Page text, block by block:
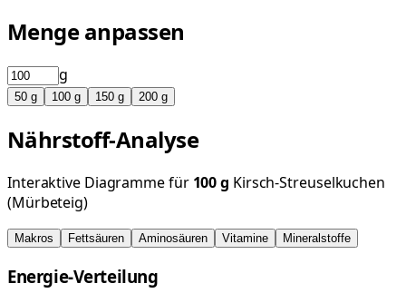
Menge anpassen
g
50 g 100 g 150 g 200 g
Nährstoff-Analyse
Interaktive Diagramme für 100g Kirsch-Streuselkuchen
(Mürbeteig)
Makros Fettsäuren Aminosäuren Vitamine Mineralstoffe
Energie-Verteilung